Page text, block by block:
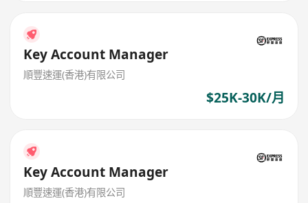
Key Account Manager
順豐速運(香港)有限公司
$25K-30K/月
Key Account Manager
順豐速運(香港)有限公司